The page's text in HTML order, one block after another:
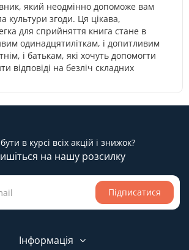
який неодмінно допоможе вам
культури згоди. Ця цікава,
для сприйняття книга стане в
одинадцятиліткам, і допитливим
і батькам, які хочуть допомогти
відповіді на безліч складних
в курсі всіх акцій і знижок?
на нашу розсилку
Підписатися
Інформація